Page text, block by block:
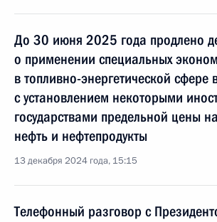
До 30 июня 2025 года продлено
о применении специальных
в топливно-энергетической сфере
с установлением некоторыми
государствами предельной цены
нефть и нефтепродукты
13 декабря 2024 года, 15:15
Телефонный разговор с